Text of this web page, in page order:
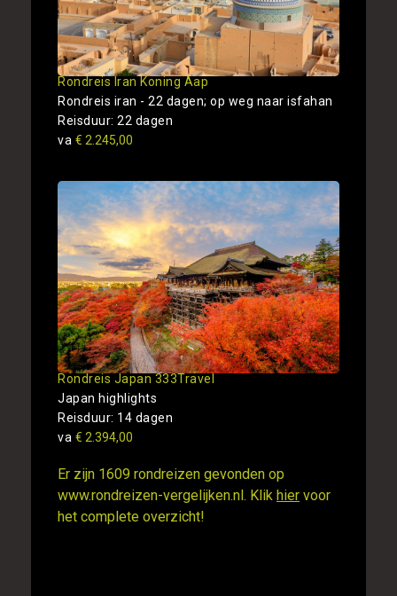
Rondreis Iran Koning Aap
Rondreis iran - 22 dagen; op weg naar isfahan
Reisduur: 22 dagen
va € 2.245,00
Rondreis Japan 333Travel
Japan highlights
Reisduur: 14 dagen
va € 2.394,00
Er zijn 1609 rondreizen gevonden op
www.rondreizen-vergelijken.nl. Klik hier voor
het complete overzicht!